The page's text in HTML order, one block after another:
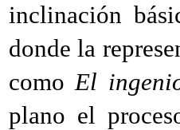
inclinación
donde la
comoEl
plano el